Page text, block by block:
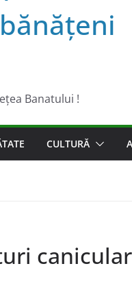
Banatului !
CULTURĂ